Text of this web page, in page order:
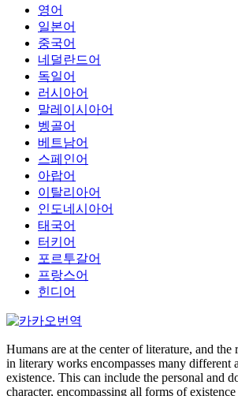
영어
일본어
중국어
네덜란드어
독일어
러시아어
말레이시아어
벵골어
베트남어
스페인어
아랍어
이탈리아어
인도네시아어
태국어
터키어
포르투갈어
프랑스어
힌디어
Humans are at the center of literature, and
in literary works encompasses many different
existence. This can include the personal and
character, encompassing all forms of